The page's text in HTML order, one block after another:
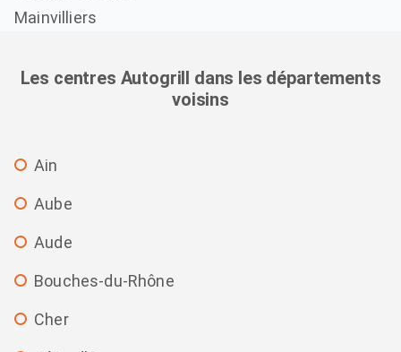
Mainvilliers
Les centres Autogrill dans les départements
voisins
Ain
Aube
Aude
Bouches-du-Rhône
Cher